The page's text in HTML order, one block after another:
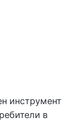
инструмент
в